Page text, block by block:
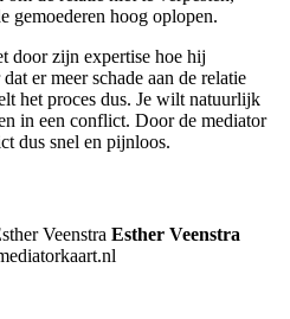
gemoederen hoog oplopen.
door zijn expertise hoe hij
er meer schade aan de relatie
het proces dus. Je wilt natuurlijk
in een conflict. Door de mediator
dus snel en pijnloos.
Esther Veenstra